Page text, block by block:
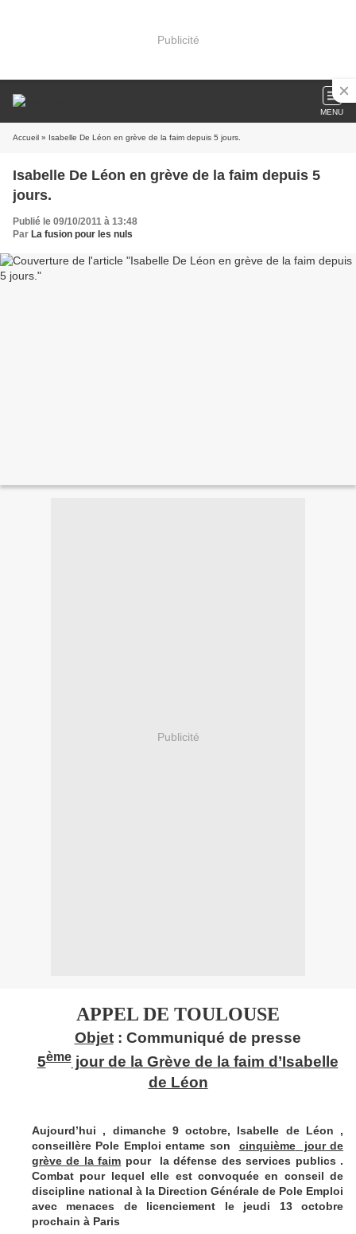
Publicité
MENU
Accueil » Isabelle De Léon en grève de la faim depuis 5 jours.
Isabelle De Léon en grève de la faim depuis 5
jours.
Publié le 09/10/2011 à 13:48
Par La fusion pour les nuls
Publicité
APPEL DE TOULOUSE
Objet: Communiqué de presse
5èmejour de la Grève de la faim d’Isabelle
de Léon
Aujourd’hui , dimanche 9 octobre, Isabelle de Léon ,
conseillère Pole Emploi entame son
cinquième
jour de
grève de la faim pour
la défense des services publics .
Combat pour lequel elle est convoquée en conseil de
discipline national à la Direction Générale de Pole Emploi
avec menaces de licenciement le jeudi 13 octobre
prochain à Paris